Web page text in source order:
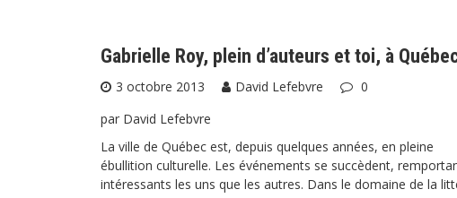
Gabrielle Roy, plein d’auteurs et toi, à
3 octobre 2013 David Lefebvre
0
par David Lefebvre
La ville de Québec est, depuis quelques années, en pleine
ébullition culturelle. Les événements se succèdent,
intéressants les uns que les autres. Dans le domaine de la